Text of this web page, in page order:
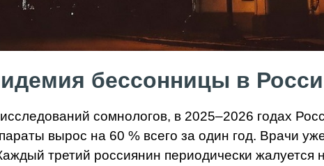
бессонницы в
сомнологов, в 2025–2026 годах
вырос на 60 % всего за один год. Врачи
третий россиянин периодически жалуется